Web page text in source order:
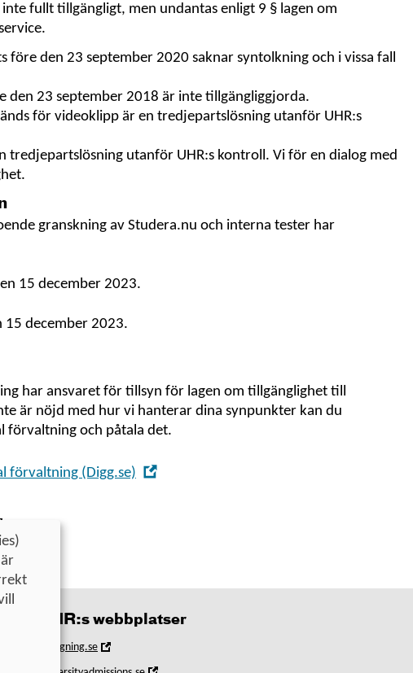
fullt tillgängligt, men undantas enligt 9 § lagen om
före den 23 september 2020 saknar syntolkning och i vissa fall
den 23 september 2018 är inte tillgängliggjorda.
för videoklipp är en tredjepartslösning utanför UHR:s
tredjepartslösning utanför UHR:s kontroll. Vi för en dialog med
granskning av Studera.nu och interna tester har
15 december 2023.
15 december 2023.
har ansvaret för tillsyn för lagen om tillgänglighet till
är nöjd med hur vi hanterar dina synpunkter kan du
förvaltning och påtala det.
förvaltning (Digg.se)
UHR:s webbplatser
Antagning.se